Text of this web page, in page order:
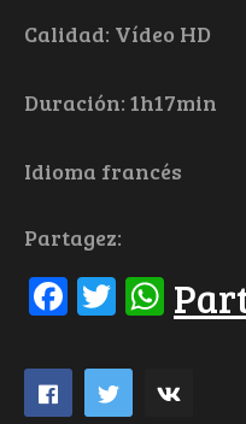
Calidad: Vídeo HD
Duración: 1h17min
Idioma francés
Partagez:
Facebook